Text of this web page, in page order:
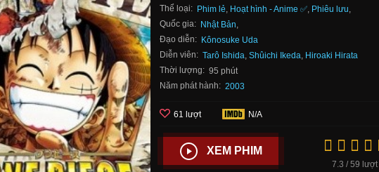
Thể loại: Phim lẻ, Hoạt hình - Anime ✅, Phiêu lưu,
Quốc gia: Nhật Bản,
Đạo diễn: Kônosuke Uda
Diễn viên: Tarô Ishida,Shûichi Ikeda, Hiroaki Hirata
Thời lượng: 95 phút
Năm phát hành: 2003
61 lượt N/A
XEM PHIM
7.3 / 59 lượt